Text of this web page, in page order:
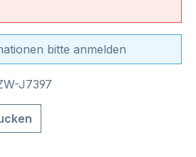
bitte anmelden
J7397